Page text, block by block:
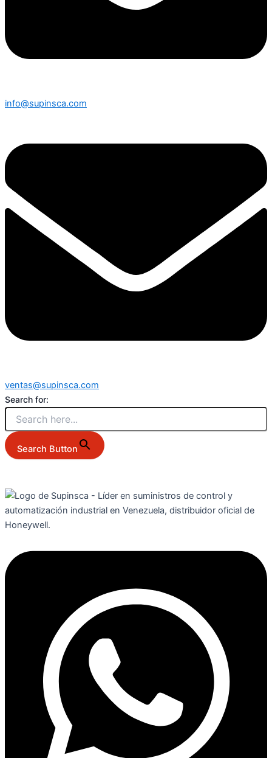
info@supinsca.com
ventas@supinsca.com
Search for:
Search Button